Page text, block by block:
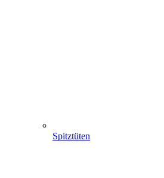
Spitztüten